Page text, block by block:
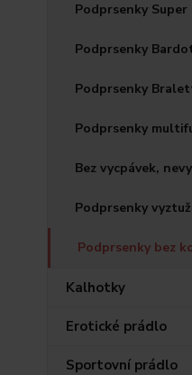
Podprsenky Super
Podprsenky
Podprsenky
Podprsenky
Bez vycpávek,
Podprsenky
Podprsenky bez
Kalhotky
Erotické prádlo
Sportovní prádlo